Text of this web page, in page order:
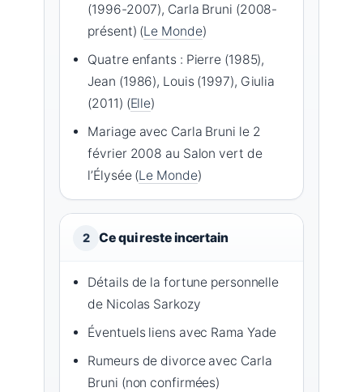
(1996-2007), Carla Bruni (2008-
présent) (Le Monde)
Quatre enfants : Pierre (1985),
Jean (1986), Louis (1997), Giulia
(2011) (Elle)
Mariage avec Carla Bruni le 2
février 2008 au Salon vert de
l’Élysée (Le Monde)
2 Ce qui reste incertain
Détails de la fortune personnelle
de Nicolas Sarkozy
Éventuels liens avec Rama Yade
Rumeurs de divorce avec Carla
Bruni (non confirmées)